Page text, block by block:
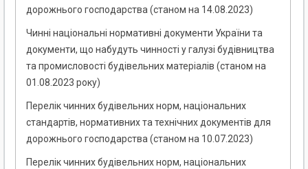
дорожнього господарства (станом на 14.08.2023)
Чинні національні нормативні документи України та
документи, що набудуть чинності у галузі будівництва
та промисловості будівельних матеріалів (станом на
01.08.2023 року)
Перелік чинних будівельних норм, національних
стандартів, нормативних та технічних документів для
дорожнього господарства (станом на 10.07.2023)
Перелік чинних будівельних норм, національних